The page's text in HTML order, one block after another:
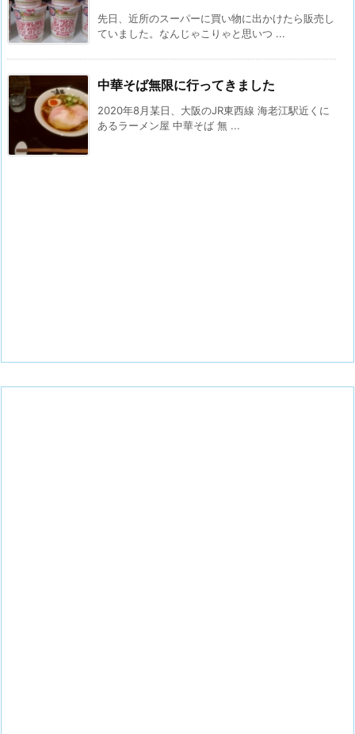
先日、近所のスーパーに買い物に出かけたら販売し
ていました。なんじゃこりゃと思いつ ...
中華そば無限に行ってきました
2020年8月某日、大阪のJR東西線 海老江駅近くに
あるラーメン屋 中華そば 無 ...